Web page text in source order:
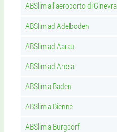
ABSlim all'aeroporto di Ginevra
ABSlim ad Adelboden
ABSlim ad Aarau
ABSlim ad Arosa
ABSlim a Baden
ABSlim a Bienne
ABSlim a Burgdorf